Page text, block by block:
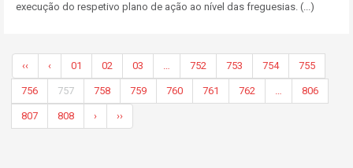
execução do respetivo plano de ação ao nível das freguesias. (...)
‹‹ ‹ 01 02 03 … 752 753 754 755
756 757 758 759 760 761 762 … 806
807 808 › ››